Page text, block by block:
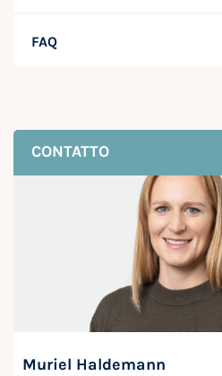
FAQ
CONTATTO
Muriel Haldemann